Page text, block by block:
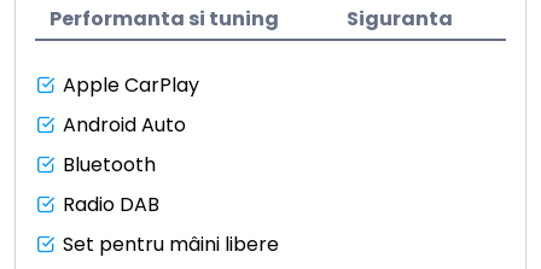
Performanta si tuning Siguranta
Apple CarPlay
Android Auto
Bluetooth
Radio DAB
Set pentru mâini libere